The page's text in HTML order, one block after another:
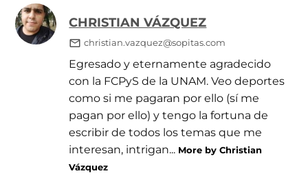
CHRISTIAN VÁZQUEZ
christian.vazquez@sopitas.com
Egresado y eternamente agradecido
con la FCPyS de la UNAM. Veo deportes
como si me pagaran por ello (sí me
pagan por ello) y tengo la fortuna de
escribir de todos los temas que me
interesan, intrigan... More by Christian
Vázquez